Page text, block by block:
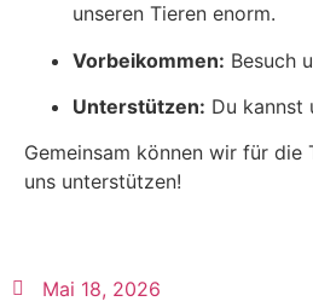
unseren Tieren enorm.
Vorbeikommen: Besuch
Unterstützen: Du kannst
Gemeinsam können wir für
uns unterstützen!
Mai 18, 2026